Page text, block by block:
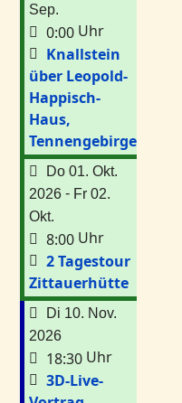
Sep.
0:00 Uhr
Knallstein
über Leopold-
Happisch-
Haus,
Tennengebirge
Do 01. Okt.
2026 - Fr 02.
Okt.
8:00 Uhr
2 Tagestour
Zittauerhütte
Di 10. Nov.
2026
18:30 Uhr
3D-Live-